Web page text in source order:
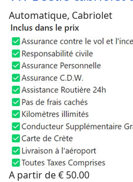
Automatique, Cabriolet
A partir de€ 50.00